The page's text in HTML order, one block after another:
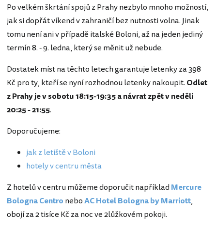
Po velkém škrtání spojů z Prahy nezbylo mnoho možností,
jak si dopřát víkend v zahraničí bez nutnosti volna. Jinak
tomu není ani v případě italské Boloni, až na jeden jediný
termín 8. - 9. ledna, který se měnit už nebude.
Dostatek míst na těchto letech garantuje letenky za 398
Kč pro ty, kteří se nyní rozhodnou letenky nakoupit. Odlet
z Prahy je v sobotu 18:15-19:35 a návrat zpět v neděli
20:25 - 21:55.
Doporučujeme:
jak z letiště v Boloni
hotely v centru města
Z hotelů v centru můžeme doporučit napříkladMercure
Bologna Centro neboAC Hotel Bologna by Marriott,
obojí za 2 tisíce Kč za noc ve 2lůžkovém pokoji.